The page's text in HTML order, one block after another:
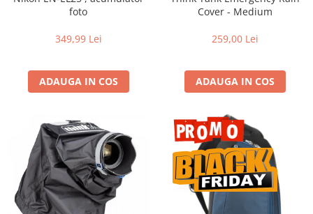
Accesorii diverse
foto
349,99 Lei
ADAUGA IN COS
Cover - Medium
259,00 Lei
ADAUGA IN COS